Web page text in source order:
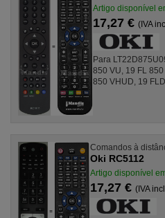
Artigo disponível
17,27 €(IVA
Para
850 VU, 19 FL
850 VHUD, 19
Comandos à
Oki RC5112
Artigo disponível
17,27 €(IVA